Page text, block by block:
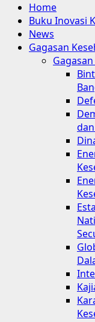
Home
Buku Inovasi
News
Gagasan